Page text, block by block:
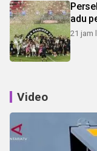
adu
21 jam
Video